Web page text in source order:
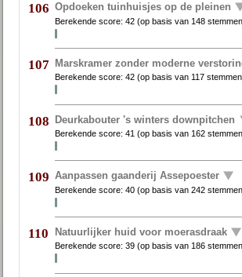
106 Opdoeken tuinhuisjes op de pleinen
Berekende score:42 (op basis van 148
107 Marskramer zonder moderne
Berekende score:42 (op basis van 117 stemmen
108 Deurkabouter 's winters downpitchen
Berekende score:41 (op basis van 162
109 Aanpassen gaanderij Assepoester
Berekende score:40 (op basis van242
110 Natuurlijker huid voor moerasdraak
Berekende score:39 (op basis van 186